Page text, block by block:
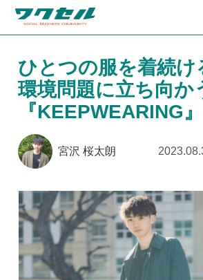
ひとつの服を着続け
環境問題に立ち向か
『KEEPWEARING』
宮沢 桜太朗